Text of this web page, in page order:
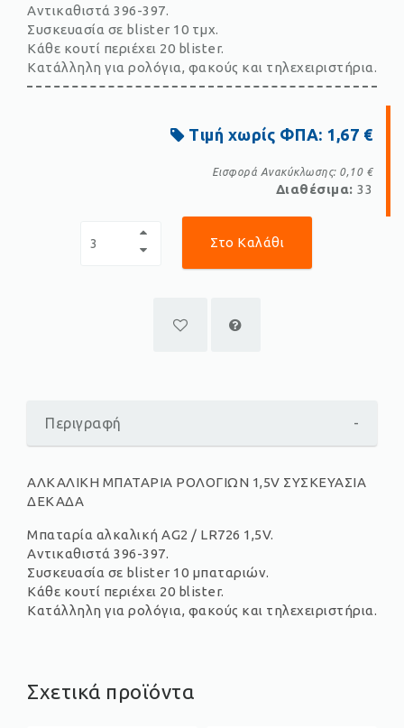
Αντικαθιστά 396-397.
Συσκευασία σε blister 10 τμχ.
Κάθε κουτί περιέχει 20 blister.
Κατάλληλη για ρολόγια, φακούς και τηλεχειριστήρια.
Τιμή χωρίς ΦΠΑ: 1,67 €
Εισφορά Ανακύκλωσης: 0,10 €
Διαθέσιμα: 33
Στο Καλάθι
Περιγραφή -
ΑΛΚΑΛΙΚΗ ΜΠΑΤΑΡΙΑ ΡΟΛΟΓΙΩΝ 1,5V ΣΥΣΚΕΥΑΣΙΑ
ΔΕΚΑΔΑ
Μπαταρία αλκαλική AG2 / LR726 1,5V.
Αντικαθιστά 396-397.
Συσκευασία σε blister 10 μπαταριών.
Κάθε κουτί περιέχει 20 blister.
Κατάλληλη για ρολόγια, φακούς και τηλεχειριστήρια.
Σχετικά προϊόντα